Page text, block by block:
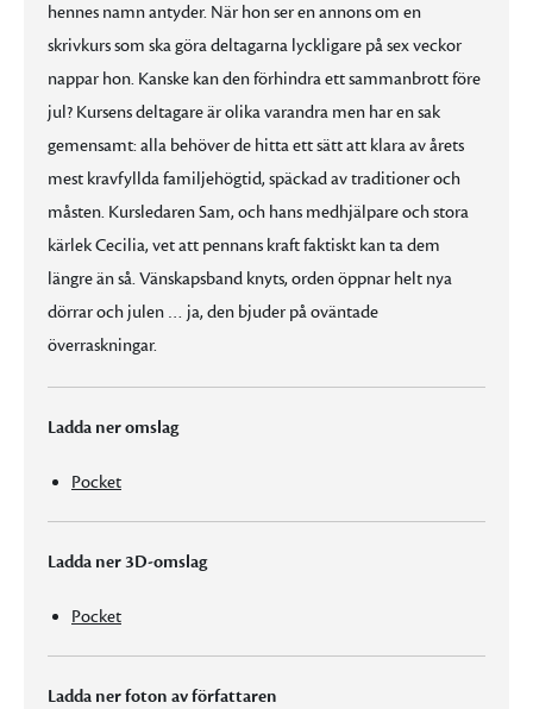
hennes namn antyder. När hon ser en annons om en
skrivkurs som ska göra deltagarna lyckligare på sex veckor
nappar hon. Kanske kan den förhindra ett sammanbrott före
jul? Kursens deltagare är olika varandra men har en sak
gemensamt: alla behöver de hitta ett sätt att klara av årets
mest kravfyllda familjehögtid, späckad av traditioner och
måsten. Kursledaren Sam, och hans medhjälpare och stora
kärlek Cecilia, vet att pennans kraft faktiskt kan ta dem
längre än så. Vänskapsband knyts, orden öppnar helt nya
dörrar och julen … ja, den bjuder på oväntade
överraskningar.
Ladda ner omslag
Pocket
Ladda ner 3D-omslag
Pocket
Ladda ner foton av författaren